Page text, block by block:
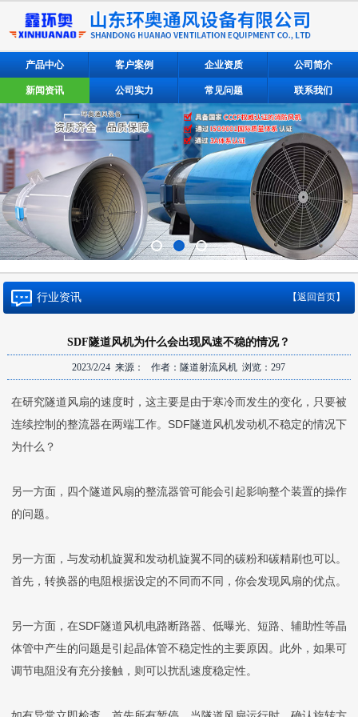
产品中心 客户案例 企业资质 公司简介
新闻资讯 公司实力 常见问题 联系我们
行业资讯 【返回首页】
SDF隧道风机为什么会出现风速不稳的情况？
2023/2/24 来源： 作者：隧道射流风机 浏览：297
在研究隧道风扇的速度时，这主要是由于寒冷而发生的变化，只要被
连续控制的整流器在两端工作。 SDF隧道风机发动机不稳定的情况下
为什么？
另一方面，四个隧道风扇的整流器管可能会引起影响整个装置的操作
的问题。
另一方面，与发动机旋翼和发动机旋翼不同的碳粉和碳精刷也可以。
首先，转换器的电阻根据设定的不同而不同，你会发现风扇的优点。
另一方面，在SDF隧道风机电路断路器、低曝光、短路、辅助性等晶
体管中产生的问题是引起晶体管不稳定性的主要原因。此外，如果可
调节电阻没有充分接触，则可以扰乱速度稳定性。